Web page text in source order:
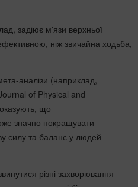
задіює м'язи верхньої
ніж звичайна ходьба,
аналізи (наприклад,
of Physical and
що
значно покращувати
силу та баланс у людей
різні захворювання